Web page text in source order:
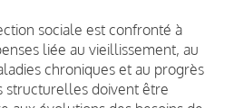
sociale est confronté à
liée au vieillissement, au
chroniques et au progrès
structurelles doivent être